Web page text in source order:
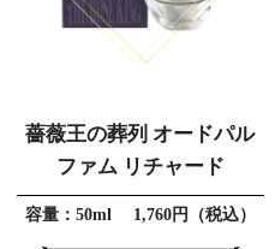
薔薇王の葬列 オードパル
ファム リチャード
容量：50ml 1,760円（税込）